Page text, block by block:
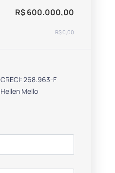
R$ 600.000,00
R$ 0,00
CRECI: 268.963-F
Hellen Mello